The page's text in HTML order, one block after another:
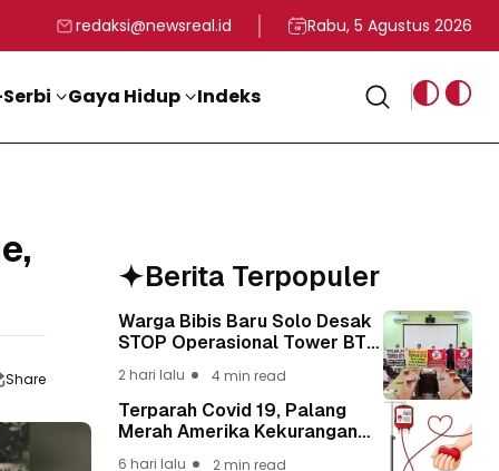
ke-81 Kemerdekaan RI
Kadin Apresiasi Kepemimpinan Presiden Prabowo yang
Staf Khusus Menag RI
redaksi@newsreal.id Rabu, 5 Agustus 2026
Gaya Hidup Indeks
Share
Berita Terpopuler
Warga Bibis Baru Solo Desak
STOP Operasional Tower BTS,
Keselamatan Warga Lebih
Berharga
2 hari lalu 4 min read
Terparah Covid 19, Palang
Merah Amerika Kekurangan
6 hari lalu 2 min read